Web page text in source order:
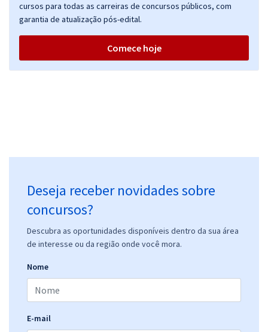
cursos para todas as carreiras de concursos públicos, com
garantia de atualização pós-edital.
Comece hoje
Deseja receber novidades sobre
concursos?
Descubra as oportunidades disponíveis dentro da sua área
de interesse ou da região onde você mora.
Nome
E-mail